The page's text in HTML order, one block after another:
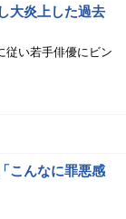
大炎上した過去
従い若手俳優にビン
こんなに罪悪感